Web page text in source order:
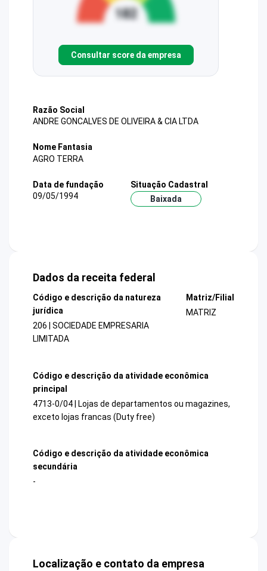
Consultar score da empresa
Razão Social
ANDRE GONCALVES DE OLIVEIRA & CIA LTDA
Nome Fantasia
AGRO TERRA
Data de fundação
09/05/1994
Situação Cadastral
Baixada
Dados da receita federal
Código e descrição da natureza
jurídica
206 | SOCIEDADE EMPRESARIA
LIMITADA
Matriz/Filial
MATRIZ
Código e descrição da atividade econômica
principal
4713-0/04 | Lojas de departamentos ou magazines,
exceto lojas francas (Duty free)
Código e descrição da atividade econômica
secundária
-
Localização e contato da empresa